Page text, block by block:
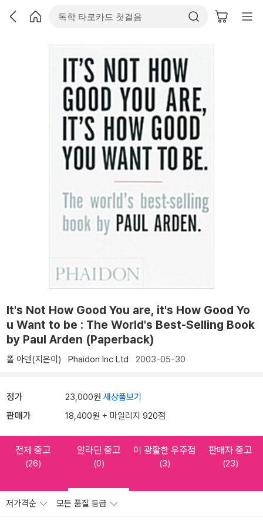
It's Not How Good You are, it's How Good Yo
u Want to be : The World's Best-Selling Book
by Paul Arden (Paperback)
폴 아덴(지은이) Phaidon Inc Ltd 2003-05-30
정가 23,000원 새상품보기
판매가 18,400원 + 마일리지 920점
전체 중고
(26)
알라딘 중고
(0)
이 광활한 우주점
(3)
판매자 중고
(23)
저가격순 모든 품질 등급